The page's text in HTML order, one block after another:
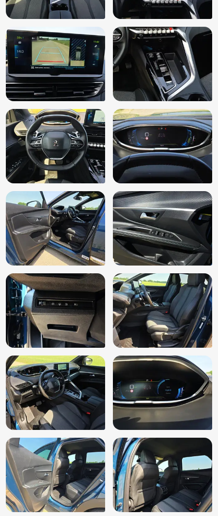
Radio
Radio / MP3 speler
Regensensor
Reservewiel
Rijstrooksensor met correctie
Startonderbreker
Stoelverwarming
Stuurbekrachtiging
Stuur leder
Stuur multifunctioneel
Stuur verstelbaar
Stuurwiel multifunctioneel
Verkeersbord detectie
Vermoeidheids herkenning
Volledig digitaal instrumentenpaneel
Voorstoelen in hoogte verstelbaar
Zwarte (glans) exterieur delen
Zwarte glans (piano)lak interieur afwerking